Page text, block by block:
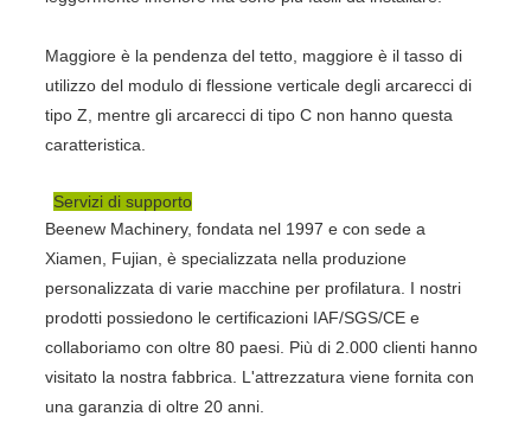
Maggiore è la pendenza del tetto, maggiore è il tasso di
utilizzo del modulo di flessione verticale degli arcarecci di
tipo Z, mentre gli arcarecci di tipo C non hanno questa
caratteristica.
Servizi di supporto
Beenew Machinery, fondata nel 1997 e con sede a
Xiamen, Fujian, è specializzata nella produzione
personalizzata di varie macchine per profilatura. I nostri
prodotti possiedono le certificazioni IAF/SGS/CE e
collaboriamo con oltre 80 paesi. Più di 2.000 clienti hanno
visitato la nostra fabbrica. L'attrezzatura viene fornita con
una garanzia di oltre 20 anni.